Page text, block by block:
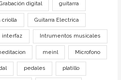
digital guitarra
criolla Guitarra Electrica
interfaz Intrumentos musicales
meinl Microfono
pedales platillo